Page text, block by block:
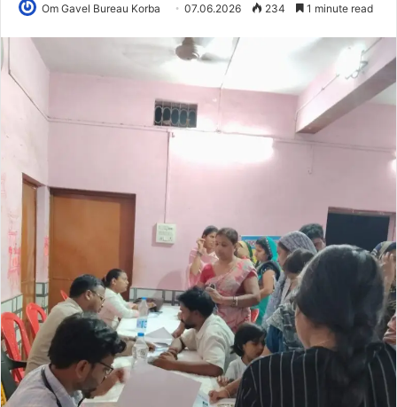
Om Gavel Bureau Korba 07.06.2026 234 1 minute read